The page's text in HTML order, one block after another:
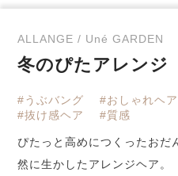
ALLANGE / Uné GARDEN
冬のぴたアレンジ
#うぶバング #おしゃれヘア
#抜け感ヘア
#質感
ぴたっと高めにつくったおだ
然に生かしたアレンジヘア。